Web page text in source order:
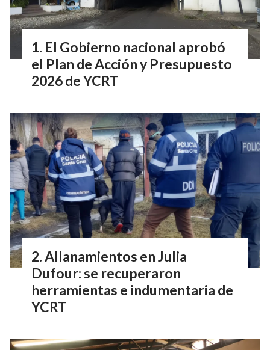
El Gobierno nacional aprobó
el Plan de Acción y Presupuesto
2026 de YCRT
Allanamientos en Julia
Dufour: se recuperaron
herramientas e indumentaria de
YCRT